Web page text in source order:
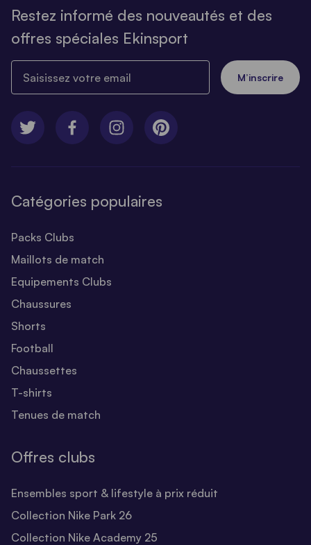
Restez informé des nouveautés et des
offres spéciales Ekinsport
M’inscrire
Catégories populaires
Packs Clubs
Maillots de match
Equipements Clubs
Chaussures
Shorts
Football
Chaussettes
T-shirts
Tenues de match
Offres clubs
Ensembles sport & lifestyle à prix réduit
Collection Nike Park 26
Collection Nike Academy 25